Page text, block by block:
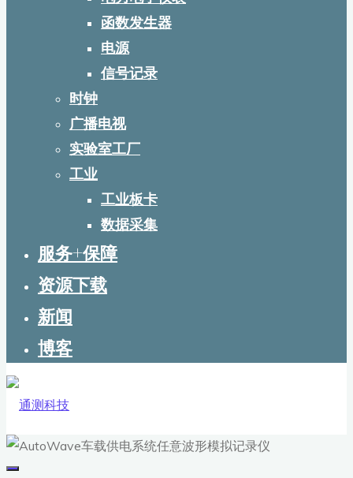
函数发生器
电源
信号记录
时钟
广播电视
实验室工厂
工业
工业板卡
数据采集
服务+保障
资源下载
新闻
博客